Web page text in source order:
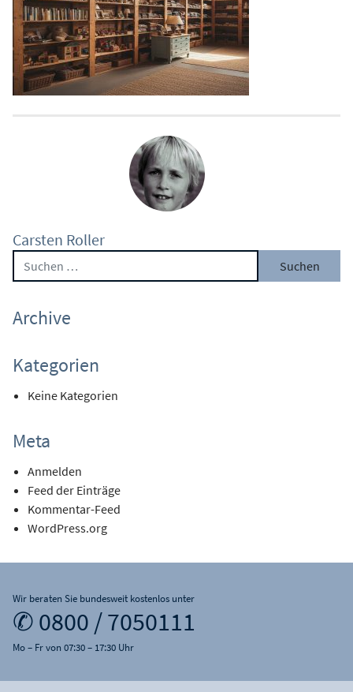
Carsten Roller
Suche nach:
Archive
Kategorien
Keine Kategorien
Meta
Anmelden
Feed der Einträge
Kommentar-Feed
WordPress.org
Wir beraten Sie bundesweit kostenlos unter
✆ 0800 / 7050111
Mo – Fr von 07:30 – 17:30 Uhr